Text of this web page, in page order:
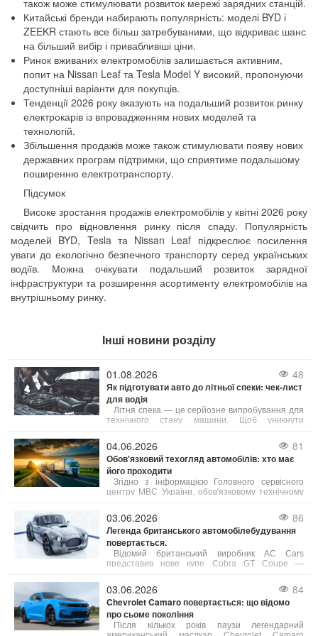
також може стимулювати розвиток мережі зарядних станцій.
Китайські бренди набирають популярність: моделі BYD і
ZEEKR стають все більш затребуваними, що відкриває шанс
на більший вибір і привабливіші ціни.
Ринок вживаних електромобілів залишається активним,
попит на Nissan Leaf та Tesla Model Y високий, пропонуючи
доступніші варіанти для покупців.
Тенденції 2026 року вказують на подальший розвиток ринку
електрокарів із впровадженням нових моделей та
технологій.
Збільшення продажів може також стимулювати появу нових
державних програм підтримки, що сприятиме подальшому
поширенню електротранспорту.
Підсумок
Високе зростання продажів електромобілів у квітні 2026 року
свідчить про відновлення ринку після спаду. Популярність
моделей BYD, Tesla та Nissan Leaf підкреслює посилення
уваги до екологічно безпечного транспорту серед українських
водіїв. Можна очікувати подальший розвиток зарядної
інфраструктури та розширення асортименту електромобілів на
внутрішньому ринку.
Інші новини розділу
01.08.2026 48
Як підготувати авто до літньої спеки: чек-лист
для водія
Літня спека — це серйозне випробування для
технічного стану машини. Щоб уникнути
04.06.2026 81
Обов'язковий техогляд автомобілів: хто має
його проходити
Згідно з інформацією Головного сервісного
центру МВС України, обов'язковому технічному
автомобілі, а також автобуси, маршрутні таксі та
таксі.
03.06.2026 86
Легенда британського автомобілебудування
повертається.
Відомий британський виробник AC Cars
представив нове купе Cobra GT Coupe —
03.06.2026 84
Chevrolet Camaro повертається: що відомо
про сьоме покоління
Після кількох років паузи легендарний